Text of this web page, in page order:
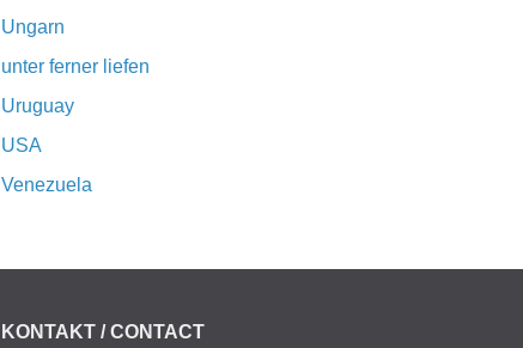
Ungarn
unter ferner liefen
Uruguay
USA
Venezuela
KONTAKT / CONTACT